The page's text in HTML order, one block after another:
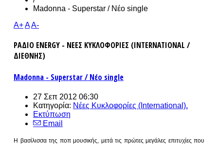
Madonna - Superstar / Νέο single
A+AA-
ΡΑΔΙΟ ENERGY - ΝΕΕΣ ΚΥΚΛΟΦΟΡΙΕΣ (INTERNATIONAL /
ΔΙΕΘΝΗΣ)
Madonna - Superstar / Νέο single
27 Σεπ 2012 06:30
Κατηγορία: Νέες Κυκλοφορίες (International).
Εκτύπωση
Email
Η βασίλισσα της ποπ μουσικής, μετά τις πρώτες μεγάλες επιτυχίες που